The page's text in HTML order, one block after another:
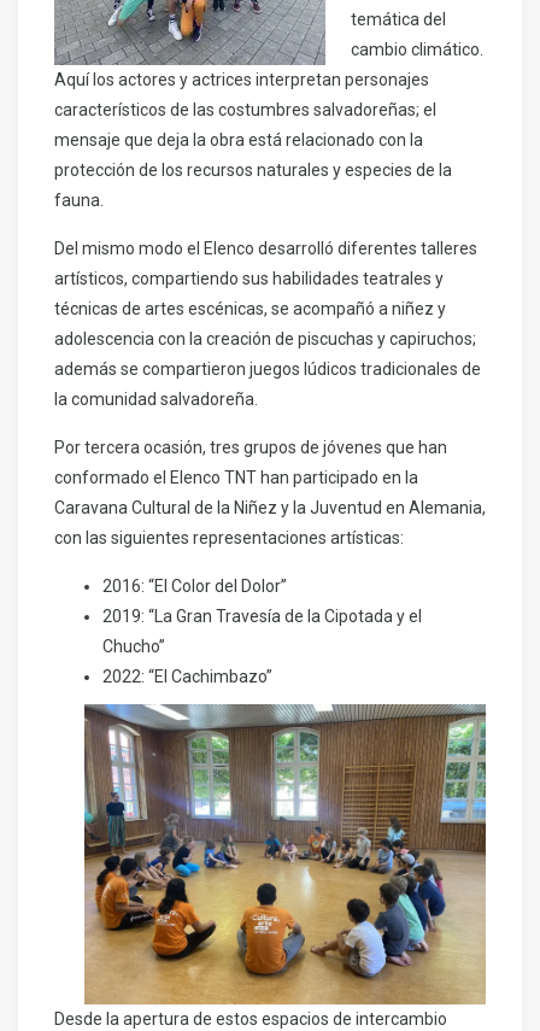
temática del
cambio climático.
Aquí los actores y actrices interpretan personajes
característicos de las costumbres salvadoreñas; el
mensaje que deja la obra está relacionado con la
protección de los recursos naturales y especies de la
fauna.
Del mismo modo el Elenco desarrolló diferentes talleres
artísticos, compartiendo sus habilidades teatrales y
técnicas de artes escénicas, se acompañó a niñez y
adolescencia con la creación de piscuchas y capiruchos;
además se compartieron juegos lúdicos tradicionales de
la comunidad salvadoreña.
Por tercera ocasión, tres grupos de jóvenes que han
conformado el Elenco TNT han participado en la
Caravana Cultural de la Niñez y la Juventud en Alemania,
con las siguientes representaciones artísticas:
2016: “El Color del Dolor”
2019: “La Gran Travesía de la Cipotada y el
Chucho”
2022: “El Cachimbazo”
Desde la apertura de estos espacios de intercambio